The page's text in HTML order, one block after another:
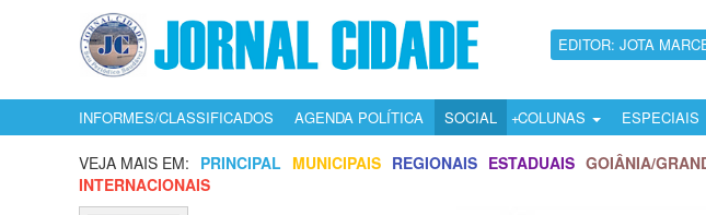
EDITOR: JOTA
INFORMES/CLASSIFICADOS AGENDA POLÍTICA SOCIAL COLUNAS ESPECIAIS
VEJA MAIS EM: PRINCIPAL MUNICIPAIS REGIONAIS ESTADUAIS GOIÂNIA/
INTERNACIONAIS